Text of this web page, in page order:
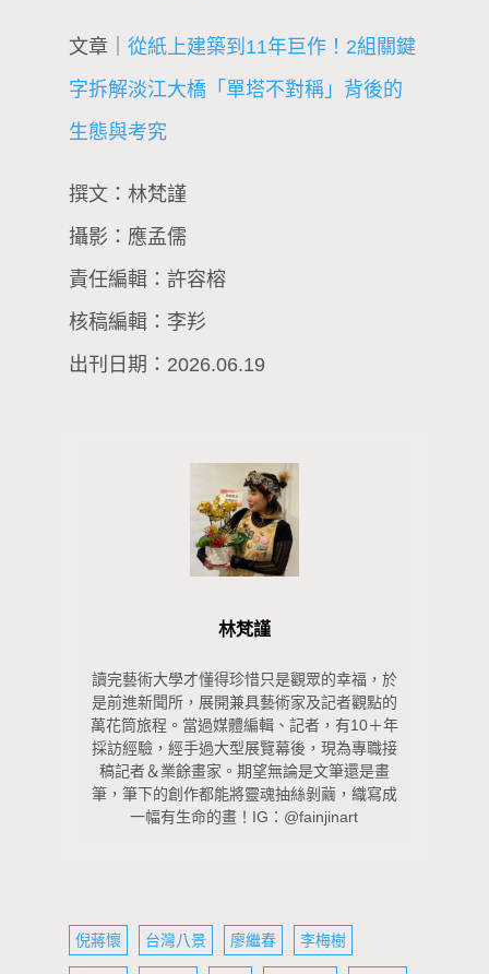
文章｜ 從紙上建築到11年巨作！2組關鍵
字拆解淡江大橋「單塔不對稱」背後的
生態與考究
撰文：林梵謹
攝影：應孟儒
責任編輯：許容榕
核稿編輯：李羏
出刊日期：2026.06.19
林梵謹
讀完藝術大學才懂得珍惜只是觀眾的幸福，於
是前進新聞所，展開兼具藝術家及記者觀點的
萬花筒旅程。當過媒體編輯、記者，有10＋年
採訪經驗，經手過大型展覽幕後，現為專職接
稿記者＆業餘畫家。期望無論是文筆還是畫
筆，筆下的創作都能將靈魂抽絲剝繭，織寫成
一幅有生命的畫！IG：@fainjinart
倪蔣懷 台灣八景 廖繼春 李梅樹